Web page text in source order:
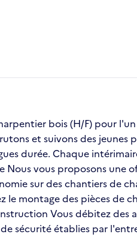
bois (H/F) pour
et suivons des jeunes
durée. Chaque
vous proposons une
sur des chantiers de
montage des pièces de
Vous débitez des
sécurité établies par